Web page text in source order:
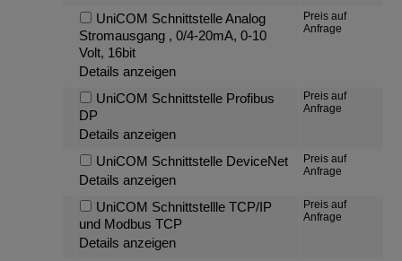
UniCOM Schnittstelle Analog
Stromausgang , 0/4-20mA, 0-10
Volt, 16bit
Details anzeigen
Preis auf
Anfrage
UniCOM Schnittstelle Profibus
DP
Details anzeigen
Preis auf
Anfrage
UniCOM Schnittstelle DeviceNet
Details anzeigen
Preis auf
Anfrage
UniCOM Schnittstellle TCP/IP
und Modbus TCP
Details anzeigen
Preis auf
Anfrage